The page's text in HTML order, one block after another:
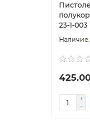
23-1-003